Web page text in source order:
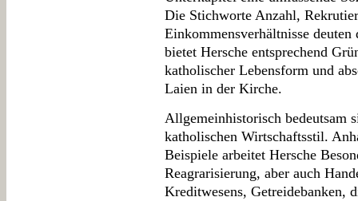
Die Stichworte Anzahl,
Einkommensverhältnisse
bietet Hersche entsprechend
katholischer Lebensform und
Laien in der Kirche.
Allgemeinhistorisch bedeutsam
katholischen Wirtschaftsstil.
Beispiele arbeitet Hersche
Reagrarisierung, aber auch
Kreditwesens, Getreidebanken,